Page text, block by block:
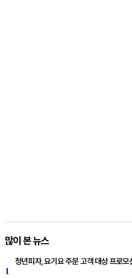
많이 본 뉴스
1
청년피자, 요기요 주문 고객 대상 프로모